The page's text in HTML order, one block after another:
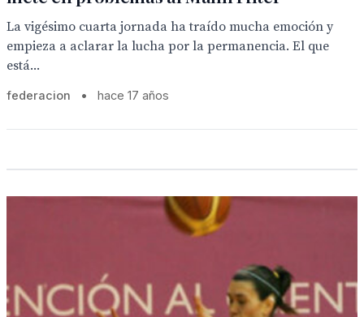
La vigésimo cuarta jornada ha traído mucha emoción y
empieza a aclarar la lucha por la permanencia. El que
está...
federacion • hace 17 años